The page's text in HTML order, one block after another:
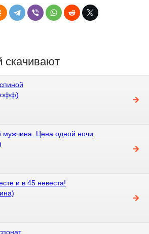
скачивают
Цена одной ночи
и в 45 невеста!